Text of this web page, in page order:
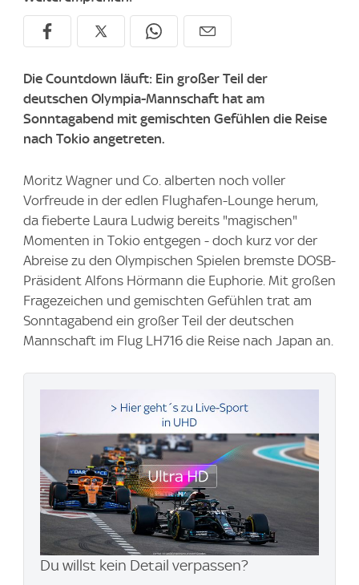
Die Countdown läuft: Ein großer Teil der
deutschen Olympia-Mannschaft hat am
Sonntagabend mit gemischten Gefühlen die Reise
nach Tokio angetreten.
Moritz Wagner und Co. alberten noch voller
Vorfreude in der edlen Flughafen-Lounge herum,
da fieberte Laura Ludwig bereits "magischen"
Momenten in Tokio entgegen - doch kurz vor der
Abreise zu den Olympischen Spielen bremste DOSB-
Präsident Alfons Hörmann die Euphorie. Mit großen
Fragezeichen und gemischten Gefühlen trat am
Sonntagabend ein großer Teil der deutschen
Mannschaft im Flug LH716 die Reise nach Japan an.
Du willst kein Detail verpassen?